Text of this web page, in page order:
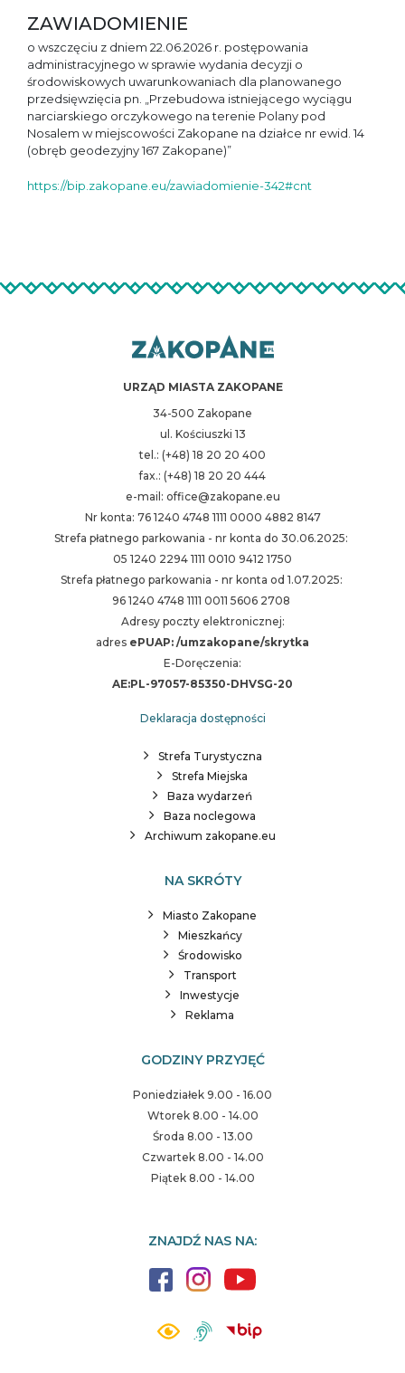
ZAWIADOMIENIE
o wszczęciu z dniem 22.06.2026 r. postępowania
administracyjnego w sprawie wydania decyzji o
środowiskowych uwarunkowaniach dla planowanego
przedsięwzięcia pn. „Przebudowa istniejącego wyciągu
narciarskiego orczykowego na terenie Polany pod
Nosalem w miejscowości Zakopane na działce nr ewid. 14
(obręb geodezyjny 167 Zakopane)”
https://bip.zakopane.eu/zawiadomienie-342#cnt
URZĄD MIASTA ZAKOPANE
34-500 Zakopane
ul. Kościuszki 13
tel.: (+48) 18 20 20 400
fax.: (+48) 18 20 20 444
e-mail: office@zakopane.eu
Nr konta: 76 1240 4748 1111 0000 4882 8147
Strefa płatnego parkowania - nr konta do 30.06.2025:
05 1240 2294 1111 0010 9412 1750
Strefa płatnego parkowania - nr konta od 1.07.2025:
96 1240 4748 1111 0011 5606 2708
Adresy poczty elektronicznej:
adres ePUAP: /umzakopane/skrytka
E-Doręczenia:
AE:PL-97057-85350-DHVSG-20
Deklaracja dostępności
Strefa Turystyczna
Strefa Miejska
Baza wydarzeń
Baza noclegowa
Archiwum zakopane.eu
NA SKRÓTY
Miasto Zakopane
Mieszkańcy
Środowisko
Transport
Inwestycje
Reklama
GODZINY PRZYJĘĆ
Poniedziałek 9.00 - 16.00
Wtorek 8.00 - 14.00
Środa 8.00 - 13.00
Czwartek 8.00 - 14.00
Piątek 8.00 - 14.00
ZNAJDŹ NAS NA: